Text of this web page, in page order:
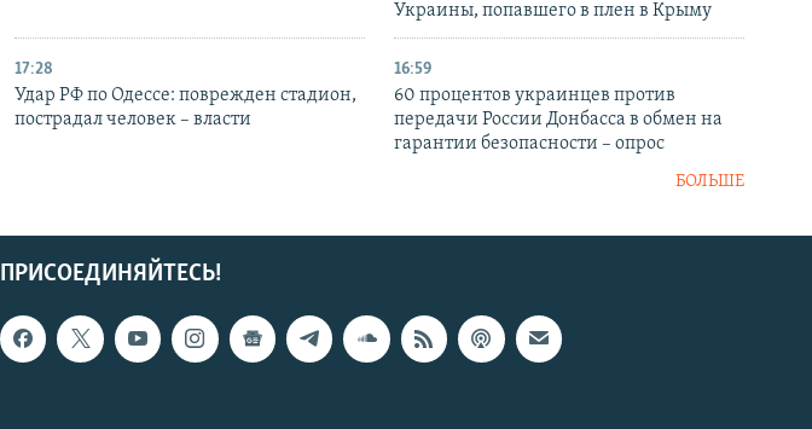
Украины, попавшего в плен в Крыму
17:28
Удар РФ по Одессе: поврежден стадион,
пострадал человек – власти
16:59
60 процентов украинцев против
передачи России Донбасса в обмен на
гарантии безопасности – опрос
БОЛЬШЕ
ПРИСОЕДИНЯЙТЕСЬ!